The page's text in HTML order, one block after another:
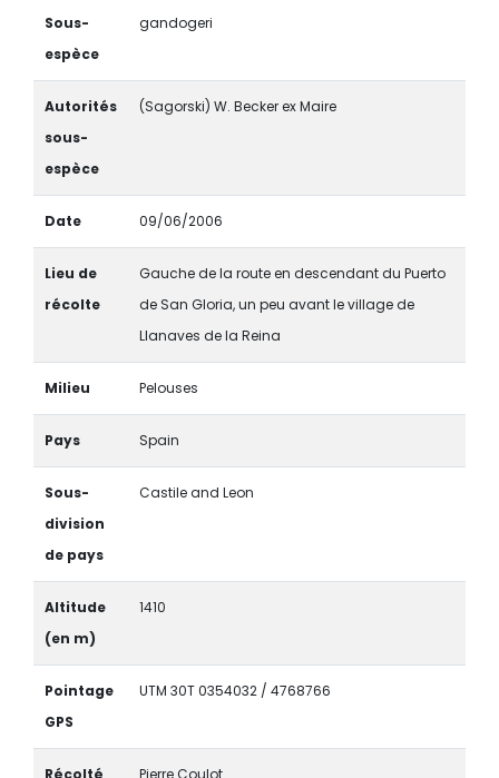
Sous-
espèce
gandogeri
Autorités
sous-
espèce
(Sagorski) W. Becker ex Maire
Date 09/06/2006
Lieu de
récolte
Gauche de la route en descendant du Puerto
de San Gloria, un peu avant le village de
Llanaves de la Reina
Milieu Pelouses
Pays Spain
Sous-
division
de pays
Castile and Leon
Altitude
(en m)
1410
Pointage
GPS
UTM 30T 0354032 / 4768766
Récolté
Pierre Coulot